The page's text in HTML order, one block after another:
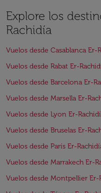
Explore los
Rachidía
Vuelos desde Casablanca Er-
Vuelos desde Rabat Er-
Vuelos desde Barcelona Er-
Vuelos desde Marsella Er-
Vuelos desde Lyon Er-
Vuelos desde Bruselas Er-
Vuelos desde París Er-
Vuelos desde Marrakech Er-
Vuelos desde Montpellier Er-